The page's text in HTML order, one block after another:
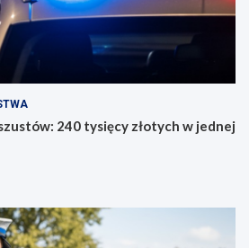
240 tysięcy złotych w jednej